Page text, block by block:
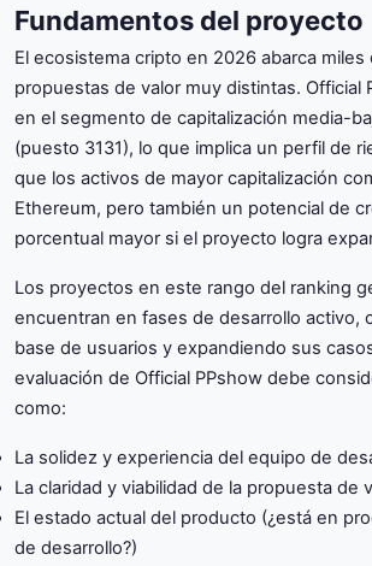
Fundamentos del proyecto
El ecosistema cripto en 2026 abarca
propuestas de valor muy distintas. Official
en el segmento de capitalización media-
(puesto 3131), lo que implica un perfil de
que los activos de mayor capitalización
Ethereum, pero también un potencial de
porcentual mayor si el proyecto logra
Los proyectos en este rango del ranking
encuentran en fases de desarrollo activo,
base de usuarios y expandiendo sus
evaluación de Official PPshow debe
como:
La solidez y experiencia del equipo de
La claridad y viabilidad de la propuesta de
El estado actual del producto (¿está en
de desarrollo?)